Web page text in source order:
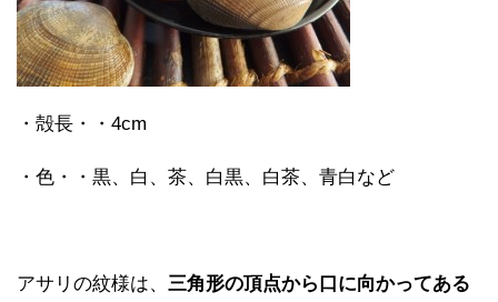
・殻長・・4cm
・色・・黒、白、茶、白黒、白茶、青白など
アサリの紋様は、 三角形の頂点から口に向かってある